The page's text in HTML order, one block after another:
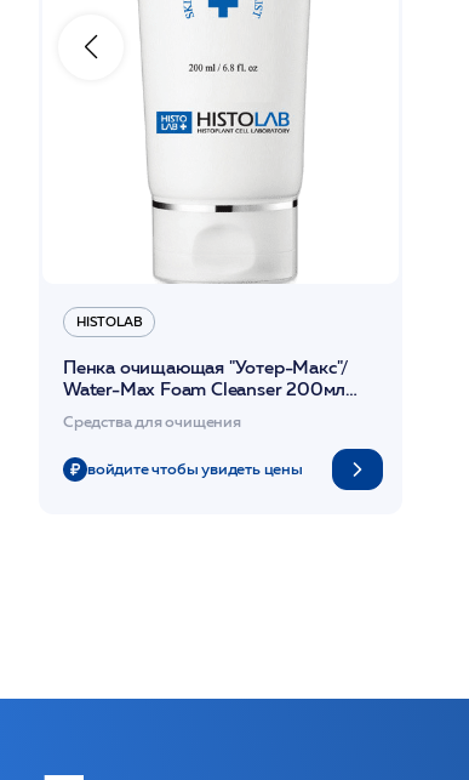
HISTOLAB
Пенка очищающая "Уотер-Макс"/
Water-Max Foam Cleanser 200мл
Средства для очищения
войдите чтобы увидеть цены